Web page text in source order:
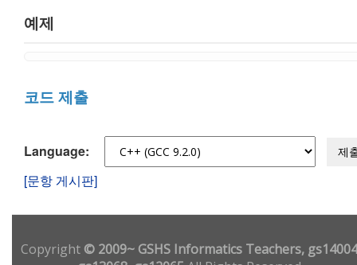
예제
코드 제출
Language: 제
[문항 게시판]
Copyright© 2009~ GSHS Informatics Teachers,